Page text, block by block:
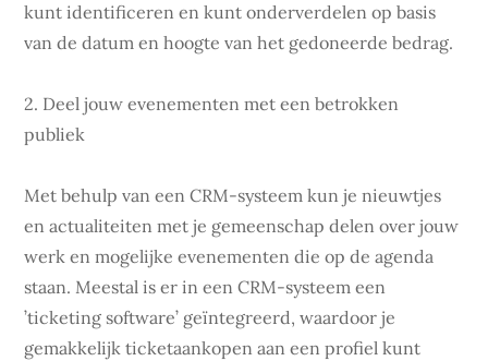
kunt identificeren en kunt onderverdelen op basis
van de datum en hoogte van het gedoneerde bedrag.
2. Deel jouw evenementen met een betrokken
publiek
Met behulp van een CRM-systeem kun je nieuwtjes
en actualiteiten met je gemeenschap delen over jouw
werk en mogelijke evenementen die op de agenda
staan. Meestal is er in een CRM-systeem een
’ticketing software’ geïntegreerd, waardoor je
gemakkelijk ticketaankopen aan een profiel kunt